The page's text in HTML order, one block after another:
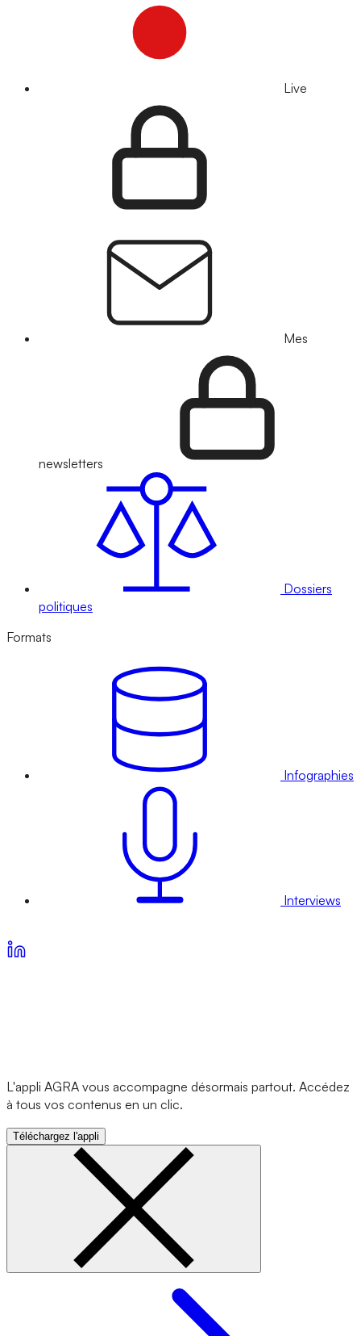
Live
Mes
newsletters
Dossiers
politiques
Formats
Infographies
Interviews
L'appli AGRA vous accompagne désormais partout. Accédez
à tous vos contenus en un clic.
Téléchargez l'appli